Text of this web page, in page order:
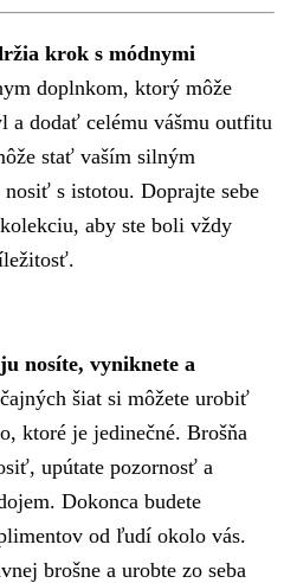
krok s módnymi
doplnkom, ktorý môže
a dodať celému vášmu outfitu
stať vaším silným
s istotou. Doprajte sebe
aby ste boli vždy
nosíte, vyniknete a
šiat si môžete urobiť
ktoré je jedinečné. Brošňa
upútate pozornosť a
Dokonca budete
od ľudí okolo vás.
brošne a urobte zo seba